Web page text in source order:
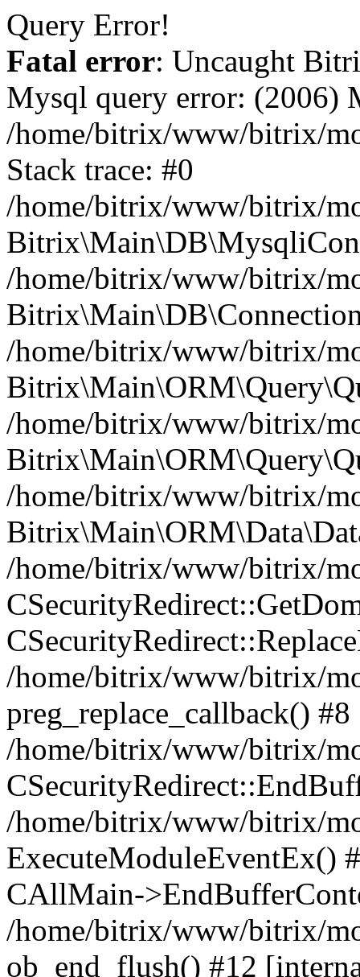
Query Error!
Fatal error: Uncaught
Mysql query error: (2006)
/home/bitrix/www/bitrix/
Stack trace: #0
/home/bitrix/www/bitrix/
/home/bitrix/www/bitrix/
/home/bitrix/www/bitrix/
/home/bitrix/www/bitrix/
/home/bitrix/www/bitrix/
/home/bitrix/www/bitrix/
/home/bitrix/www/bitrix/
preg_replace_callback() #8
/home/bitrix/www/bitrix/
/home/bitrix/www/bitrix/
ExecuteModuleEventEx()
CAllMain-
/home/bitrix/www/bitrix/
ob_end_flush() #12